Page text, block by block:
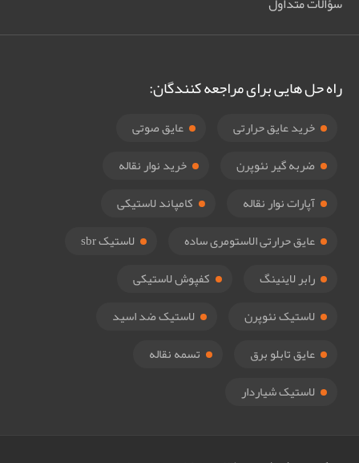
راه حل هایی برای مراجعه کنندگان:
خرید عایق حرارتی
عایق صوتی
ضربه گیر نئوپرن
خرید نوار نقاله
آپارات نوار نقاله
کامپاند لاستیکی
عایق حرارتی الاستومری ساده
لاستیک sbr
رابر لاینینگ
کفپوش لاستیکی
لاستیک نئوپرن
لاستیک ضد اسید
عایق تابلو برق
تسمه نقاله
لاستیک شیاردار